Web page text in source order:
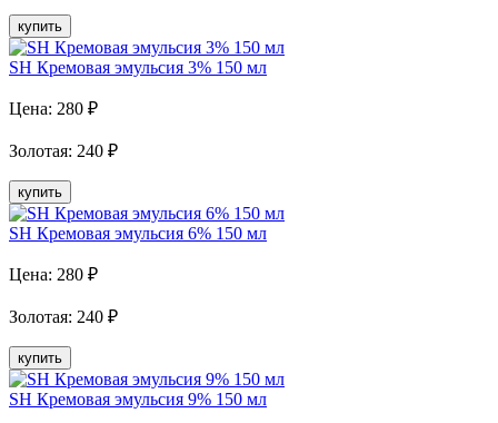
купить
SH Кремовая эмульсия 3% 150 мл
Цена: 280 ₽
Золотая: 240 ₽
купить
SH Кремовая эмульсия 6% 150 мл
Цена: 280 ₽
Золотая: 240 ₽
купить
SH Кремовая эмульсия 9% 150 мл